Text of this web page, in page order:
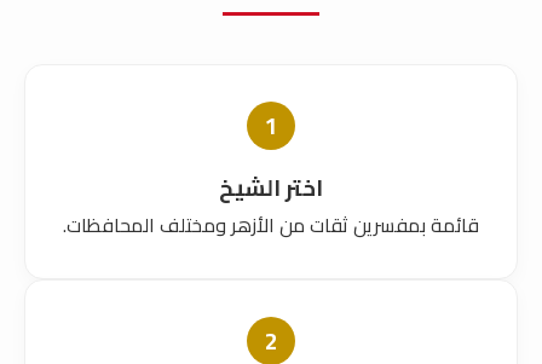
1
اختر الشيخ
قائمة بمفسرين ثقات من الأزهر ومختلف المحافظات.
2